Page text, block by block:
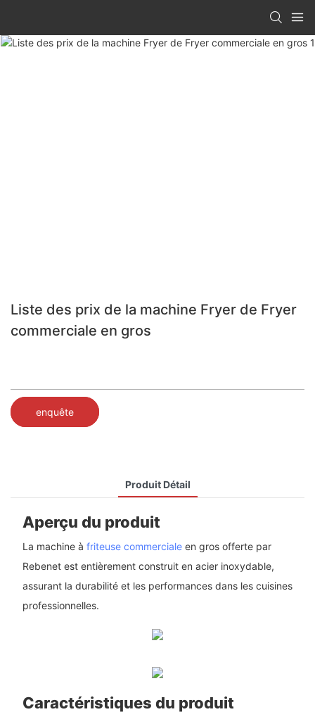
Liste des prix de la machine Fryer de Fryer
commerciale en gros
enquête
Produit Détail
Aperçu du produit
La machine à friteuse commercialeen gros offerte par
Rebenet est entièrement construit en acier inoxydable,
assurant la durabilité et les performances dans les cuisines
professionnelles.
Caractéristiques du produit